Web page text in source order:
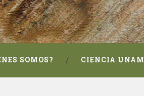
SOMOS? CIENCIA UNAM